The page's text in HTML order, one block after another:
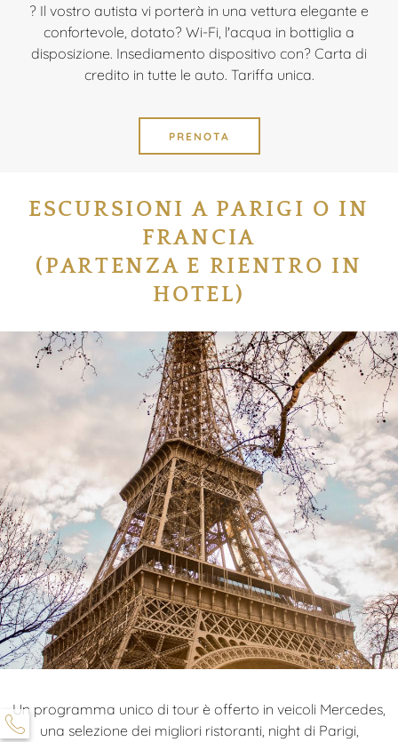
? Il vostro autista vi porterà in una vettura elegante e
confortevole, dotato? Wi-Fi, l'acqua in bottiglia a
disposizione. Insediamento dispositivo con? Carta di
credito in tutte le auto. Tariffa unica.
PRENOTA
ESCURSIONI A PARIGI O IN
FRANCIA
(PARTENZA E RIENTRO IN
HOTEL)
Un programma unico di tour è offerto in veicoli Mercedes,
una selezione dei migliori ristoranti, night di Parigi,